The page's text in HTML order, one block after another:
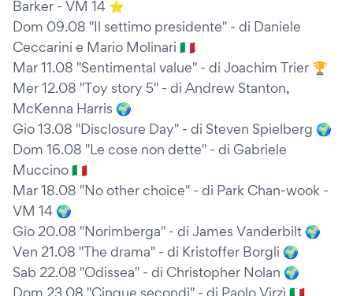
Barker - VM 14 ⭐️
Dom 09.08 "Il settimo presidente" - di Daniele
Ceccarini e Mario Molinari 🇮🇹
Mar 11.08 "Sentimental value" - di Joachim Trier 🏆
Mer 12.08 "Toy story 5" - di Andrew Stanton,
McKenna Harris 🌍
Gio 13.08 "Disclosure Day" - di Steven Spielberg 🌍
Dom 16.08 "Le cose non dette" - di Gabriele
Muccino 🇮🇹
Mar 18.08 "No other choice" - di Park Chan-wook -
VM 14 🌍
Gio 20.08 "Norimberga" - di James Vanderbilt 🌍
Ven 21.08 "The drama" - di Kristoffer Borgli 🌍
Sab 22.08 "Odissea" - di Christopher Nolan 🌍
Dom 23.08 "Cinque secondi" - di Paolo Virzì 🇮🇹